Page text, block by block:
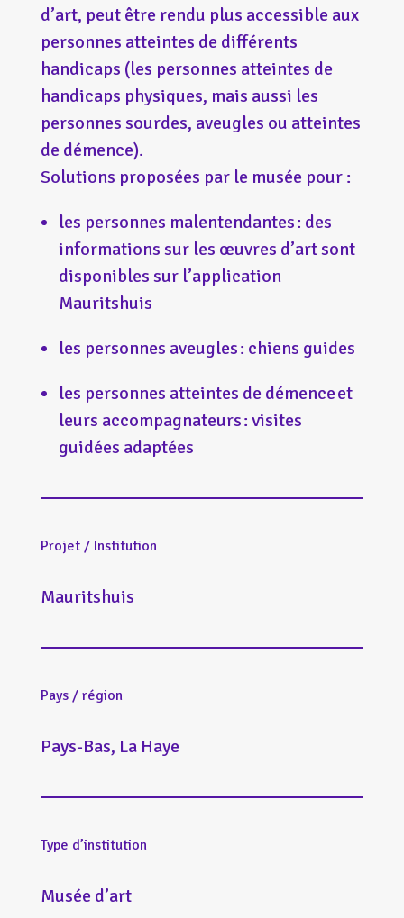
d’art, peut être rendu plus accessible aux
personnes atteintes de différents
handicaps (les personnes atteintes de
handicaps physiques, mais aussi les
personnes sourdes, aveugles ou atteintes
de démence).
Solutions proposées par le musée pour :
les personnes malentendantes : des
informations sur les œuvres d’art sont
disponibles sur l’application
Mauritshuis
les personnes aveugles : chiens guides
les personnes atteintes de démence et
leurs accompagnateurs : visites
guidées adaptées
Projet / Institution
Mauritshuis
Pays / région
Pays-Bas, La Haye
Type d’institution
Musée d’art